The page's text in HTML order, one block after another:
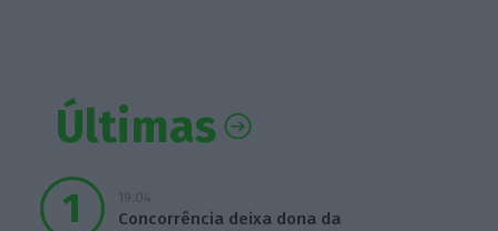
Últimas
19:04
Concorrência deixa dona da